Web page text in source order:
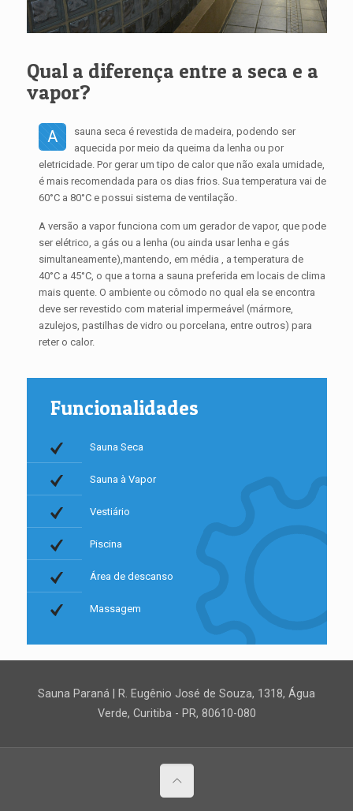
Qual a diferença entre a seca e a
vapor?
A
sauna seca é revestida de madeira, podendo ser
aquecida por meio da queima da lenha ou por
eletricidade. Por gerar um tipo de calor que não exala umidade,
é mais recomendada para os dias frios. Sua temperatura vai de
60°C a 80°C e possui sistema de ventilação.
A versão a vapor funciona com um gerador de vapor, que pode
ser elétrico, a gás ou a lenha (ou ainda usar lenha e gás
simultaneamente),mantendo, em média , a temperatura de
40°C a 45°C, o que a torna a sauna preferida em locais de clima
mais quente. O ambiente ou cômodo no qual ela se encontra
deve ser revestido com material impermeável (mármore,
azulejos, pastilhas de vidro ou porcelana, entre outros) para
reter o calor.
Funcionalidades
Sauna Seca
Sauna à Vapor
Vestiário
Piscina
Área de descanso
Massagem
Sauna Paraná | R. Eugênio José de Souza, 1318, Água
Verde, Curitiba - PR, 80610-080